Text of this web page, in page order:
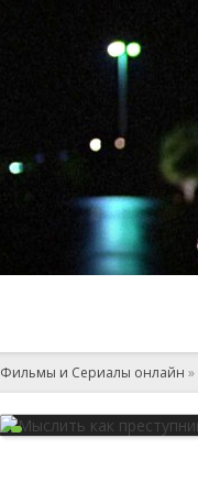
Фильмы и Сериалы онлайн »